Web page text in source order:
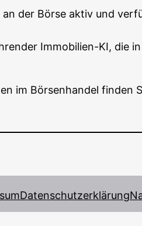
der Bör­se aktiv und
Immo­bi­li­en-KI, die
im Bör­sen­han­del fin­den
Datenschutzerklärung